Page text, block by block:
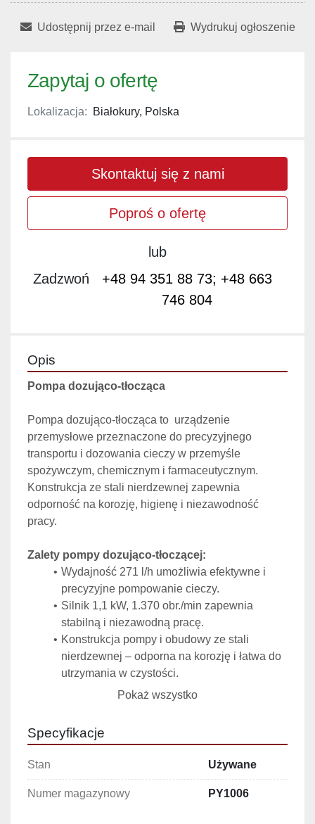
Udostępnij przez e-mail Wydrukuj ogłoszenie
Zapytaj o ofertę
Lokalizacja: Białokury, Polska
Skontaktuj się z nami
Poproś o ofertę
lub
Zadzwoń
+48 94 351 88 73; +48 663
746 804
Opis
Pompa dozująco-tłocząca
Pompa dozująco-tłocząca to  urządzenie
przemysłowe przeznaczone do precyzyjnego
transportu i dozowania cieczy w przemyśle
spożywczym, chemicznym i farmaceutycznym.
Konstrukcja ze stali nierdzewnej zapewnia
odporność na korozję, higienę i niezawodność
pracy.
Zalety pompy dozująco-tłoczącej:
Wydajność 271 l/h umożliwia efektywne i
precyzyjne pompowanie cieczy.
Silnik 1,1 kW, 1.370 obr./min zapewnia
stabilną i niezawodną pracę.
Konstrukcja pompy i obudowy ze stali
nierdzewnej – odporna na korozję i łatwa do
utrzymania w czystości.
Podstawa wykonana ze stali lakierowanej
w ograniczonej przestrzeni.
Silnik: 1,1 kW, 1.370 obr./min
Pokaż wszystko
Specyfikacje
Stan Używane
Numer magazynowy PY1006